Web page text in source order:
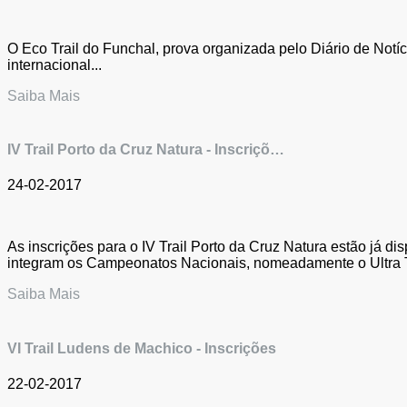
O Eco Trail do Funchal, prova organizada pelo Diário de
internacional...
Saiba Mais
IV Trail Porto da Cruz Natura - Inscriçõ…
24-02-2017
As inscrições para o IV Trail Porto da Cruz Natura estão já
integram os Campeonatos Nacionais, nomeadamente o Ultra
Saiba Mais
VI Trail Ludens de Machico - Inscrições
22-02-2017